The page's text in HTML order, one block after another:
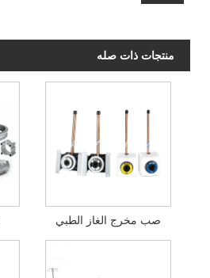
منتجات ذات صله
صب مخرج الغاز الطبي